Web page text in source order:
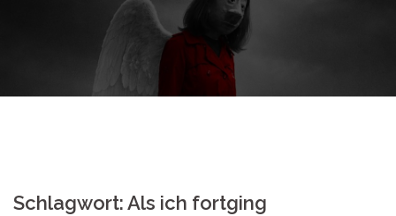
Schlagwort:Als ich fortging